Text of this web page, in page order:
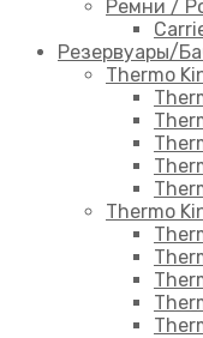
Ремни /
Резервуары/
Thermo
Thermo